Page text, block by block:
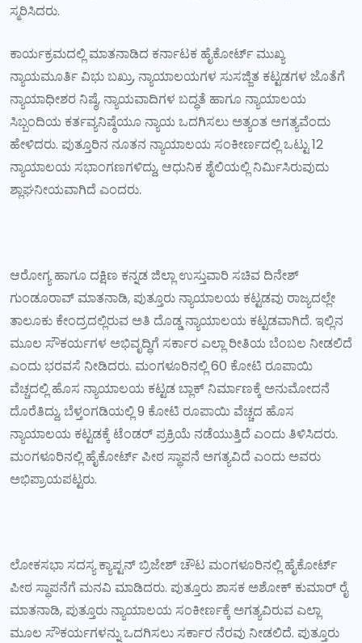
ಸ್ಮರಿಸಿದರು.
ಕಾರ್ಯಕ್ರಮದಲ್ಲಿ ಮಾತನಾಡಿದ ಕರ್ನಾಟಕ ಹೈಕೋರ್ಟ್ ಮುಖ್ಯ
ನ್ಯಾಯಮೂರ್ತಿ ವಿಭು ಬಖ್ರು, ನ್ಯಾಯಾಲಯಗಳ ಸುಸಜ್ಜಿತ ಕಟ್ಟಡಗಳ ಜೊತೆಗೆ
ನ್ಯಾಯಾಧೀಶರ ನಿಷ್ಠೆ, ನ್ಯಾಯವಾದಿಗಳ ಬದ್ಧತೆ ಹಾಗೂ ನ್ಯಾಯಾಲಯ
ಸಿಬ್ಬಂದಿಯ ಕರ್ತವ್ಯನಿಷ್ಠೆಯೂ ನ್ಯಾಯ ಒದಗಿಸಲು ಅತ್ಯಂತ ಅಗತ್ಯವೆಂದು
ಹೇಳಿದರು. ಪುತ್ತೂರಿನ ನೂತನ ನ್ಯಾಯಾಲಯ ಸಂಕೀರ್ಣದಲ್ಲಿ ಒಟ್ಟು 12
ನ್ಯಾಯಾಲಯ ಸಭಾಂಗಣಗಳಿದ್ದು, ಆಧುನಿಕ ಶೈಲಿಯಲ್ಲಿ ನಿರ್ಮಿಸಿರುವುದು
ಶ್ಲಾಘನೀಯವಾಗಿದೆ ಎಂದರು.
ಆರೋಗ್ಯ ಹಾಗೂ ದಕ್ಷಿಣ ಕನ್ನಡ ಜಿಲ್ಲಾ ಉಸ್ತುವಾರಿ ಸಚಿವ ದಿನೇಶ್
ಗುಂಡೂರಾವ್ ಮಾತನಾಡಿ, ಪುತ್ತೂರು ನ್ಯಾಯಾಲಯ ಕಟ್ಟಡವು ರಾಜ್ಯದಲ್ಲೇ
ತಾಲೂಕು ಕೇಂದ್ರದಲ್ಲಿರುವ ಅತಿ ದೊಡ್ಡ ನ್ಯಾಯಾಲಯ ಕಟ್ಟಡವಾಗಿದೆ. ಇಲ್ಲಿನ
ಮೂಲ ಸೌಕರ್ಯಗಳ ಅಭಿವೃದ್ಧಿಗೆ ಸರ್ಕಾರ ಎಲ್ಲಾ ರೀತಿಯ ಬೆಂಬಲ ನೀಡಲಿದೆ
ಎಂದು ಭರವಸೆ ನೀಡಿದರು. ಮಂಗಳೂರಿನಲ್ಲಿ 60 ಕೋಟಿ ರೂಪಾಯಿ
ವೆಚ್ಚದಲ್ಲಿ ಹೊಸ ನ್ಯಾಯಾಲಯ ಕಟ್ಟಡ ಬ್ಲಾಕ್ ನಿರ್ಮಾಣಕ್ಕೆ ಅನುಮೋದನೆ
ದೊರೆತಿದ್ದು, ಬೆಳ್ತಂಗಡಿಯಲ್ಲಿ 9 ಕೋಟಿ ರೂಪಾಯಿ ವೆಚ್ಚದ ಹೊಸ
ನ್ಯಾಯಾಲಯ ಕಟ್ಟಡಕ್ಕೆ ಟೆಂಡರ್ ಪ್ರಕ್ರಿಯೆ ನಡೆಯುತ್ತಿದೆ ಎಂದು ತಿಳಿಸಿದರು.
ಮಂಗಳೂರಿನಲ್ಲಿ ಹೈಕೋರ್ಟ್ ಪೀಠ ಸ್ಥಾಪನೆ ಅಗತ್ಯವಿದೆ ಎಂದು ಅವರು
ಅಭಿಪ್ರಾಯಪಟ್ಟರು.
ಲೋಕಸಭಾ ಸದಸ್ಯ ಕ್ಯಾಪ್ಟನ್ ಬ್ರಿಜೇಶ್ ಚೌಟ ಮಂಗಳೂರಿನಲ್ಲಿ ಹೈಕೋರ್ಟ್
ಪೀಠ ಸ್ಥಾಪನೆಗೆ ಮನವಿ ಮಾಡಿದರು. ಪುತ್ತೂರು ಶಾಸಕ ಅಶೋಕ್ ಕುಮಾರ್ ರೈ
ಮಾತನಾಡಿ, ಪುತ್ತೂರು ನ್ಯಾಯಾಲಯ ಸಂಕೀರ್ಣಕ್ಕೆ ಅಗತ್ಯವಿರುವ ಎಲ್ಲಾ
ಮೂಲ ಸೌಕರ್ಯಗಳನ್ನು ಒದಗಿಸಲು ಸರ್ಕಾರ ನೆರವು ನೀಡಲಿದೆ. ಪುತ್ತೂರು